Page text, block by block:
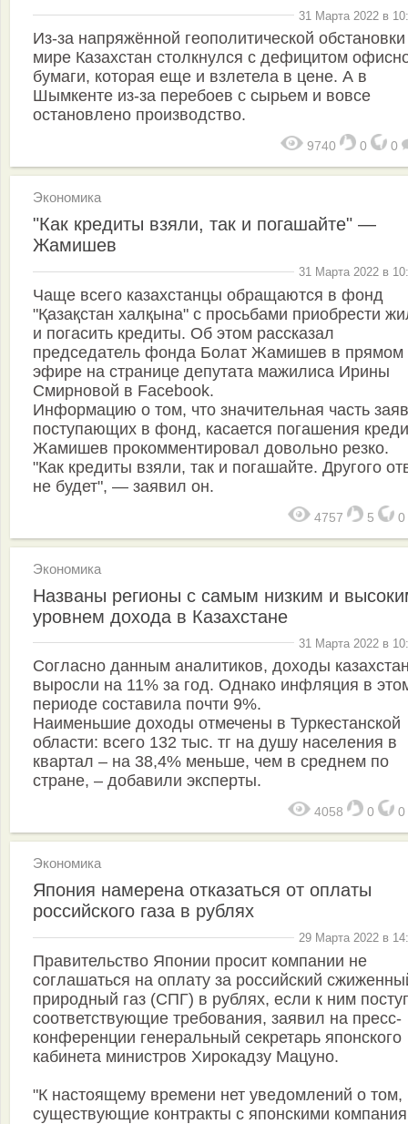
31 Марта 2022 в
Из-за напряжённой геополитической
мире Казахстан столкнулся с дефицитом
бумаги, которая еще и взлетела в цене. А в
Шымкенте из-за перебоев с сырьем и вовсе
остановлено производство.
9740 0 0
Экономика
"Как кредиты взяли, так и погашайте" —
Жамишев
31 Марта 2022 в
Чаще всего казахстанцы обращаются в фонд
"Қазақстан халқына" с просьбами приобрести
и погасить кредиты. Об этом рассказал
председатель фонда Болат Жамишев в прямом
эфире на странице депутата мажилиса Ирины
Смирновой в Facebook.
Информацию о том, что значительная часть
поступающих в фонд, касается погашения
Жамишев прокомментировал довольно резко.
"Как кредиты взяли, так и погашайте. Другого
не будет", — заявил он.
4757 5 0
Экономика
Названы регионы с самым низким и
уровнем дохода в Казахстане
31 Марта 2022 в
Согласно данным аналитиков, доходы
выросли на 11% за год. Однако инфляция в
периоде составила почти 9%.
Наименьшие доходы отмечены в Туркестанской
области: всего 132 тыс. тг на душу населения в
квартал – на 38,4% меньше, чем в среднем по
стране, – добавили эксперты.
4058 0 0
Экономика
Япония намерена отказаться от оплаты
российского газа в рублях
29 Марта 2022 в
Правительство Японии просит компании не
соглашаться на оплату за российский
природный газ (СПГ) в рублях, если к ним
соответствующие требования, заявил на пресс-
конференции генеральный секретарь японского
кабинета министров Хирокадзу Мацуно.
"К настоящему времени нет уведомлений о том,
существующие контракты с японскими